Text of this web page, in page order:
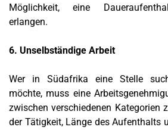
Möglichkeit, eine
erlangen.
6. Unselbständige Arbeit
Wer in Südafrika eine Stelle
möchte, muss eine
zwischen verschiedenen Kategorien
der Tätigkeit, Länge des Aufenthalts